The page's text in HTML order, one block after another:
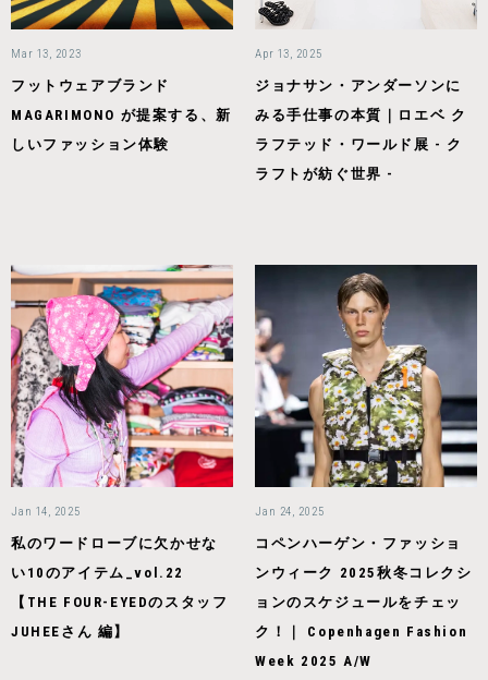
Mar 13, 2023
フットウェアブランド
MAGARIMONO が提案する、新
しいファッション体験
Apr 13, 2025
ジョナサン・アンダーソンに
みる手仕事の本質｜ロエベ ク
ラフテッド・ワールド展 - ク
ラフトが紡ぐ世界 -
Jan 14, 2025
私のワードローブに欠かせな
い10のアイテム_vol.22
【THE FOUR-EYEDのスタッフ
JUHEEさん 編】
Jan 24, 2025
コペンハーゲン・ファッショ
ンウィーク 2025秋冬コレクシ
ョンのスケジュールをチェッ
ク！｜ Copenhagen Fashion
Week 2025 A/W